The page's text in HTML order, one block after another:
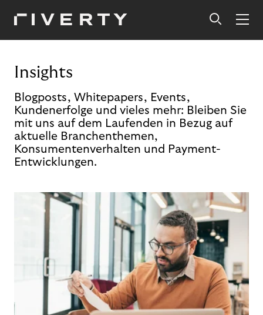
Insights
Blogposts, Whitepapers, Events,
Kundenerfolge und vieles mehr: Bleiben Sie
mit uns auf dem Laufenden in Bezug auf
aktuelle Branchenthemen,
Konsumentenverhalten und Payment-
Entwicklungen.